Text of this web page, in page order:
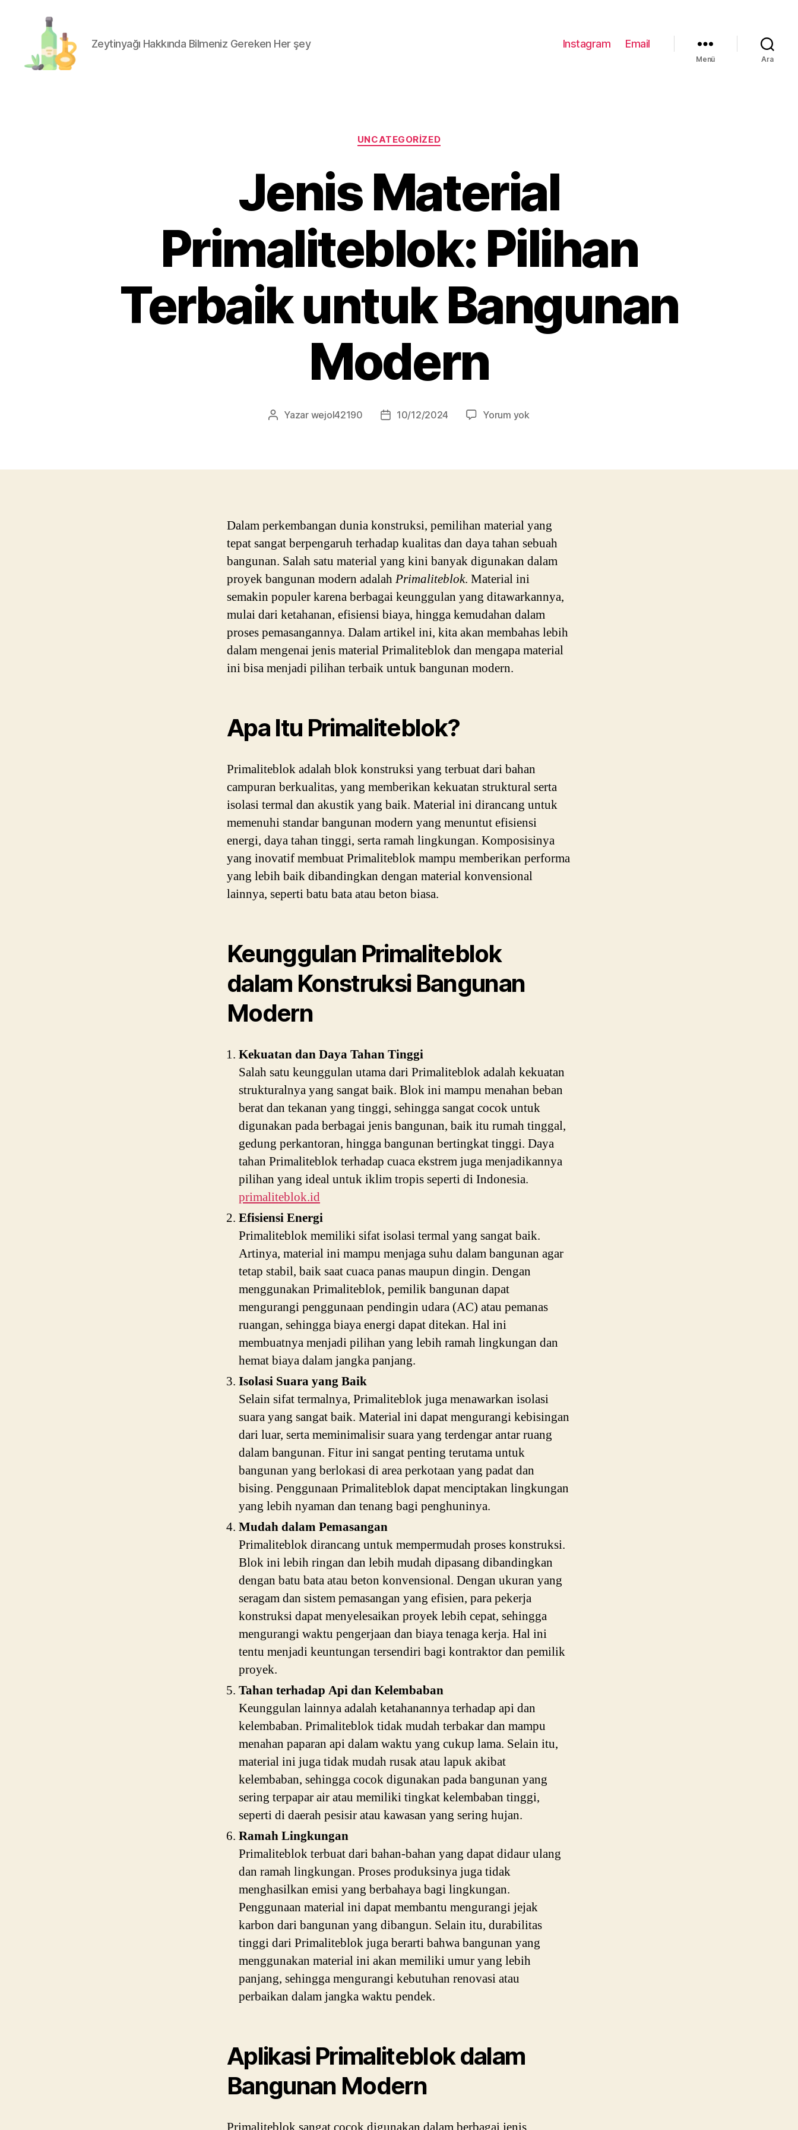
Zeytinyağı Hakkında Bilmeniz Gereken Her şey Instagram Email
Menü Ara
Kategoriler
UNCATEGORIZED
Jenis Material
Primaliteblok: Pilihan
Terbaik untuk Bangunan
Modern
Yazının
Yazar wejol42190
Yazı10/12/2024 Yorum yokJenis
Terbaik
Dalam perkembangan dunia konstruksi, pemilihan material yang
tepat sangat berpengaruh terhadap kualitas dan daya tahan sebuah
bangunan. Salah satu material yang kini banyak digunakan dalam
proyek bangunan modern adalahPrimaliteblok. Material ini
semakin populer karena berbagai keunggulan yang ditawarkannya,
mulai dari ketahanan, efisiensi biaya, hingga kemudahan dalam
proses pemasangannya. Dalam artikel ini, kita akan membahas lebih
dalam mengenai jenis material Primaliteblok dan mengapa material
ini bisa menjadi pilihan terbaik untuk bangunan modern.
Apa Itu Primaliteblok?
Primaliteblok adalah blok konstruksi yang terbuat dari bahan
campuran berkualitas, yang memberikan kekuatan struktural serta
isolasi termal dan akustik yang baik. Material ini dirancang untuk
memenuhi standar bangunan modern yang menuntut efisiensi
energi, daya tahan tinggi, serta ramah lingkungan. Komposisinya
yang inovatif membuat Primaliteblok mampu memberikan performa
yang lebih baik dibandingkan dengan material konvensional
lainnya, seperti batu bata atau beton biasa.
Keunggulan Primaliteblok
dalam Konstruksi Bangunan
Modern
Kekuatan dan Daya Tahan Tinggi
Salah satu keunggulan utama dari Primaliteblok adalah kekuatan
strukturalnya yang sangat baik. Blok ini mampu menahan beban
berat dan tekanan yang tinggi, sehingga sangat cocok untuk
digunakan pada berbagai jenis bangunan, baik itu rumah tinggal,
gedung perkantoran, hingga bangunan bertingkat tinggi. Daya
tahan Primaliteblok terhadap cuaca ekstrem juga menjadikannya
pilihan yang ideal untuk iklim tropis seperti di Indonesia.
primaliteblok.id
Efisiensi Energi
Primaliteblok memiliki sifat isolasi termal yang sangat baik.
Artinya, material ini mampu menjaga suhu dalam bangunan agar
tetap stabil, baik saat cuaca panas maupun dingin. Dengan
menggunakan Primaliteblok, pemilik bangunan dapat
mengurangi penggunaan pendingin udara (AC) atau pemanas
ruangan, sehingga biaya energi dapat ditekan. Hal ini
membuatnya menjadi pilihan yang lebih ramah lingkungan dan
hemat biaya dalam jangka panjang.
Isolasi Suara yang Baik
Selain sifat termalnya, Primaliteblok juga menawarkan isolasi
suara yang sangat baik. Material ini dapat mengurangi kebisingan
dari luar, serta meminimalisir suara yang terdengar antar ruang
dalam bangunan. Fitur ini sangat penting terutama untuk
bangunan yang berlokasi di area perkotaan yang padat dan
bising. Penggunaan Primaliteblok dapat menciptakan lingkungan
yang lebih nyaman dan tenang bagi penghuninya.
Mudah dalam Pemasangan
Primaliteblok dirancang untuk mempermudah proses konstruksi.
Blok ini lebih ringan dan lebih mudah dipasang dibandingkan
dengan batu bata atau beton konvensional. Dengan ukuran yang
seragam dan sistem pemasangan yang efisien, para pekerja
konstruksi dapat menyelesaikan proyek lebih cepat, sehingga
mengurangi waktu pengerjaan dan biaya tenaga kerja. Hal ini
tentu menjadi keuntungan tersendiri bagi kontraktor dan pemilik
proyek.
Tahan terhadap Api dan Kelembaban
Keunggulan lainnya adalah ketahanannya terhadap api dan
kelembaban. Primaliteblok tidak mudah terbakar dan mampu
menahan paparan api dalam waktu yang cukup lama. Selain itu,
material ini juga tidak mudah rusak atau lapuk akibat
kelembaban, sehingga cocok digunakan pada bangunan yang
sering terpapar air atau memiliki tingkat kelembaban tinggi,
seperti di daerah pesisir atau kawasan yang sering hujan.
Ramah Lingkungan
Primaliteblok terbuat dari bahan-bahan yang dapat didaur ulang
dan ramah lingkungan. Proses produksinya juga tidak
menghasilkan emisi yang berbahaya bagi lingkungan.
Penggunaan material ini dapat membantu mengurangi jejak
karbon dari bangunan yang dibangun. Selain itu, durabilitas
tinggi dari Primaliteblok juga berarti bahwa bangunan yang
menggunakan material ini akan memiliki umur yang lebih
panjang, sehingga mengurangi kebutuhan renovasi atau
perbaikan dalam jangka waktu pendek.
Aplikasi Primaliteblok dalam
Bangunan Modern